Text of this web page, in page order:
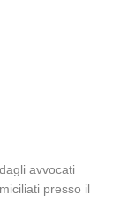
avvocati
presso il